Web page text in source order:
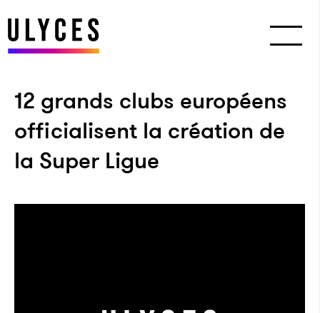
12 grands clubs européens
officialisent la création de
la Super Ligue